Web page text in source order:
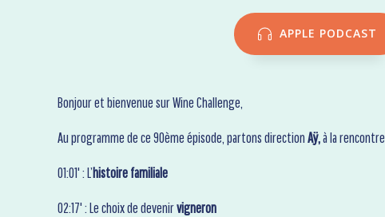
APPLE PODCAST
Bonjour et bienvenue sur Wine Challenge,
Au programme de ce 90ème épisode, partons directionAÿ,à la rencontre
01:01' : L’histoirefamiliale
02:17' : Le choix dedevenirvigneron